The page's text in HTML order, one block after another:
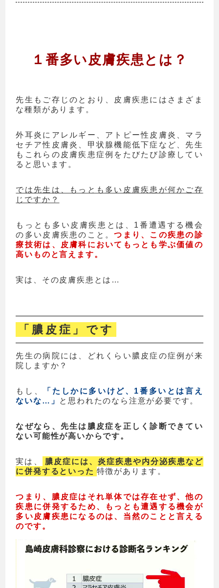
１番多い皮膚疾患とは？
先生もご存じのとおり、皮膚疾患にはさまざま
な種類があります。
外耳炎にアレルギー、アトピー性皮膚炎、マラ
セチア性皮膚炎、甲状腺機能低下症など、先生
もこれらの皮膚疾患症例をたびたび診療してい
ると思います。
では先生は、もっとも多い皮膚疾患が何かご存
じですか？
もっとも多い皮膚疾患とは、1番遭遇する機会
の多い皮膚疾患のこと。つまり、この疾患の診
療技術は、皮膚科においてもっとも学ぶ価値の
高いものと言えます。
実は、その皮膚疾患とは…
「膿皮症」です
先生の病院には、どれくらい膿皮症の症例が来
院しますか？
もし、
「たしかに多いけど、1番多いとは言え
ないな…」 と思われたのなら注意が必要です。
なぜなら、先生は膿皮症を正しく診断できてい
ない可能性が高いからです。
実は、
膿皮症には、炎症疾患や内分泌疾患など
に併発するといった 特徴があります。
つまり、膿皮症はそれ単体では存在せず、他の
疾患に併発するため、もっとも遭遇する機会が
多い皮膚疾患になるのは、当然のことと言える
のです。